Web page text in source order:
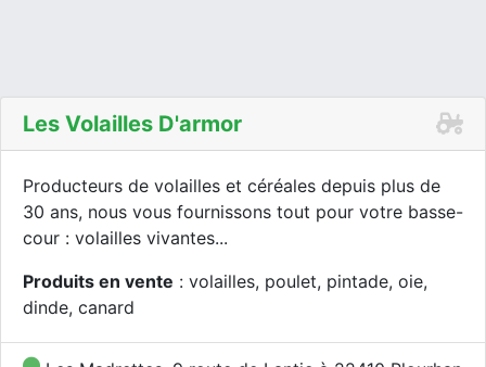
Les Volailles D'armor
Producteurs de volailles et céréales depuis plus de
30 ans, nous vous fournissons tout pour votre basse-
cour : volailles vivantes...
Produits en vente : volailles, poulet, pintade, oie,
dinde, canard